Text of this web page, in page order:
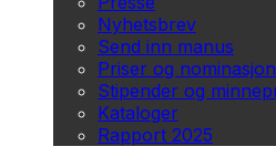
Nyhetsbrev
Send inn manus
Priser og
Stipender og
Kataloger
Rapport 2025